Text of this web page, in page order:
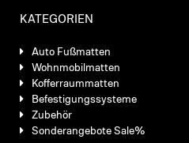
KATEGORIEN
Auto Fußmatten
Wohnmobilmatten
Kofferraummatten
Befestigungssysteme
Zubehör
Sonderangebote Sale%